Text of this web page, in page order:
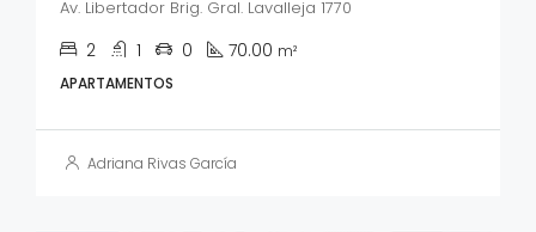
Av. Libertador Brig. Gral. Lavalleja 1770
2 1 0 70.00 m²
APARTAMENTOS
Adriana Rivas García